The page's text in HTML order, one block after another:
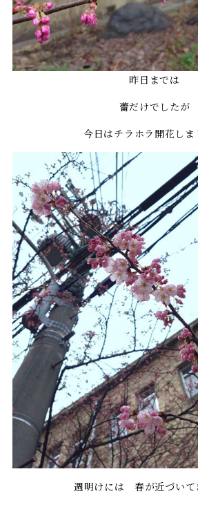
昨日までは
蕾だけでしたが
今日はチラホラ開花しま
週明けには 春が近づいて